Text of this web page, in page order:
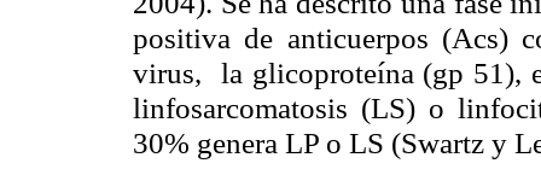
positiva de anticuerpos (Acs)
virus, la glicoproteína (gp 51),
linfosarcomatosis (LS) o
30% genera LP o LS (Swartz y